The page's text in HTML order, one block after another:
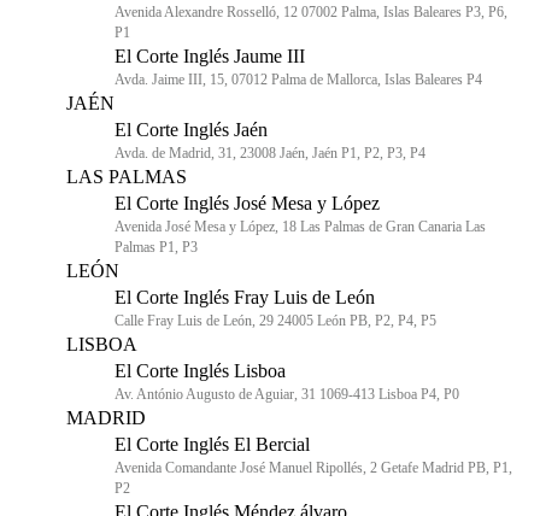
Avenida Alexandre Rosselló, 12 07002 Palma, Islas Baleares P3, P6,
P1
El Corte Inglés Jaume III
Avda. Jaime III, 15, 07012 Palma de Mallorca, Islas Baleares P4
JAÉN
El Corte Inglés Jaén
Avda. de Madrid, 31, 23008 Jaén, Jaén P1, P2, P3, P4
LAS PALMAS
El Corte Inglés José Mesa y López
Avenida José Mesa y López, 18 Las Palmas de Gran Canaria Las
Palmas P1, P3
LEÓN
El Corte Inglés Fray Luis de León
Calle Fray Luis de León, 29 24005 León PB, P2, P4, P5
LISBOA
El Corte Inglés Lisboa
Av. António Augusto de Aguiar, 31 1069-413 Lisboa P4, P0
MADRID
El Corte Inglés El Bercial
Avenida Comandante José Manuel Ripollés, 2 Getafe Madrid PB, P1,
P2
El Corte Inglés Méndez álvaro